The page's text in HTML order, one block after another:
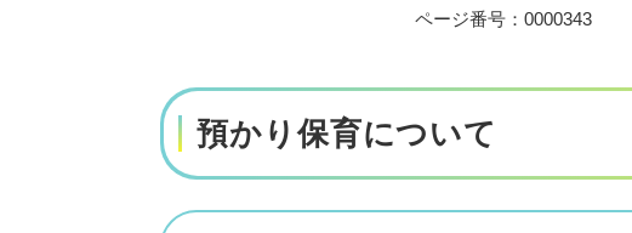
ページ番号：0000343
預かり保育について